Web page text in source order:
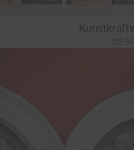
DE-